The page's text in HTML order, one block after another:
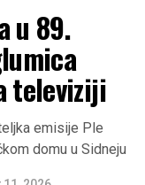
u 89.
televiziji
emisije Ple
domu u Sidneju